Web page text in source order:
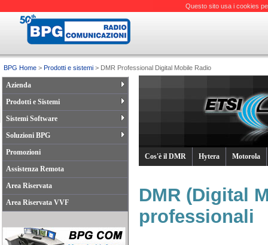
BPG Home > Prodotti e sistemi > DMR Professional Digital Mobile Radio
Azienda
Prodotti e Sistemi
Sistemi Software
Soluzioni BPG
Promozioni
Assistenza Remota
Area Riservata
Area Riservata VVF
Cos'è il DMR Hytera Motorola
DMR (Digital
professionali
Questo sito usa i cookies